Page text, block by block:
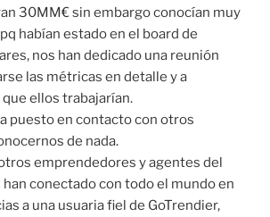
30MM€ sin embargo conocían muy
habían estado en el board de
nos han dedicado una reunión
las métricas en detalle y a
ellos trabajarían.
puesto en contacto con otros
de nada.
emprendedores y agentes del
conectado con todo el mundo en
a una usuaria fiel de GoTrendier,